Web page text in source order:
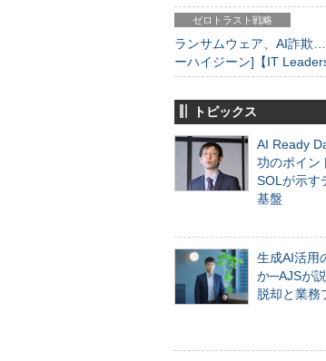
ゼロトラスト戦略
ランサムウェア、AI詐欺
ーハイジーン]【IT
トピックス
AI Ready
功のポイン
SOLが示す
基盤
生成AI活用
か─AJSが
脱却と業務